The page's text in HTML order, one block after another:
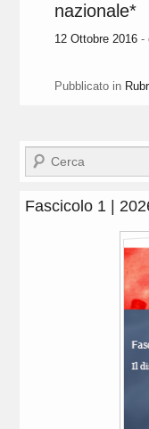
nazionale*
12 Ottobre 2016 -
Pubblicato in
Cerca
Fascicolo 1 |